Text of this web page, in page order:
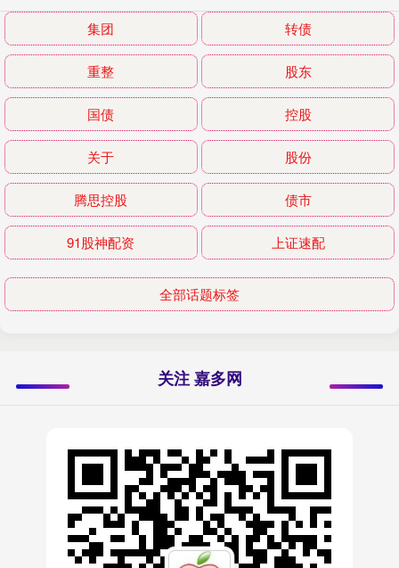
集团 转债
重整 股东
国债 控股
关于 股份
腾思控股 债市
91股神配资 上证速配
全部话题标签
关注 嘉多网